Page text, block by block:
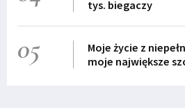
tys. biegaczy
05
Moje życie z
moje największe